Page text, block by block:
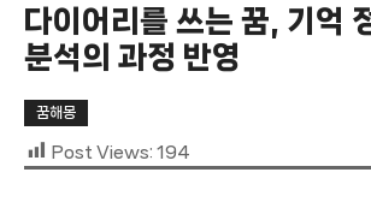
다이어리를 쓰는 꿈, 기억
분석의 과정 반영
꿈해몽
Post Views: 194